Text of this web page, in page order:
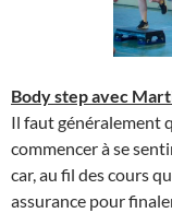
Body step avec
Il faut généralement
commencer à se
car, au fil des cours
assurance pour